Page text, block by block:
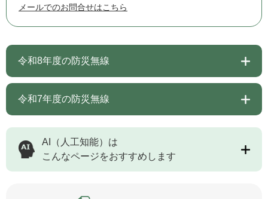
メールでのお問合せはこちら
令和8年度の防災無線
令和7年度の防災無線
AI（人工知能）は
こんなページをおすすめします